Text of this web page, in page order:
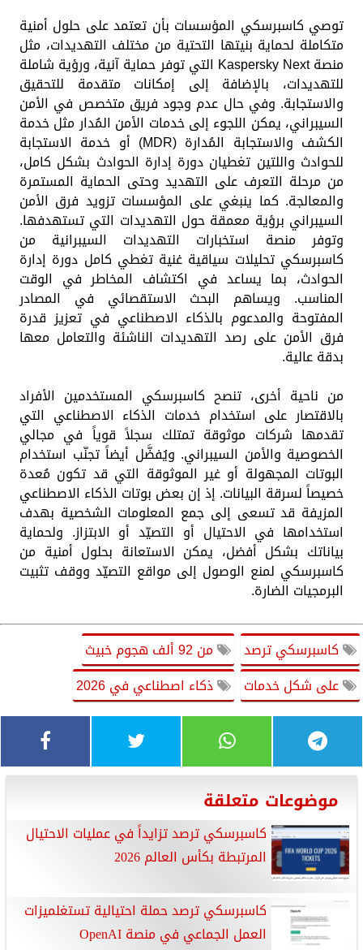
توصي كاسبرسكي المؤسسات بأن تعتمد على حلول أمنية
متكاملة لحماية بنيتها التحتية من مختلف التهديدات، مثل
منصة Kaspersky Next التي توفر حماية آنية، ورؤية شاملة
للتهديدات، بالإضافة إلى إمكانات متقدمة للتحقيق
والاستجابة. وفي حال عدم وجود فريق متخصص في الأمن
السيبراني، يمكن اللجوء إلى خدمات الأمن المُدار مثل خدمة
الكشف والاستجابة المُدارة (MDR) أو خدمة الاستجابة
للحوادث واللتين تغطيان دورة إدارة الحوادث بشكل كامل،
من مرحلة التعرف على التهديد وحتى الحماية المستمرة
والمعالجة. كما ينبغي على المؤسسات تزويد فرق الأمن
السيبراني برؤية معمقة حول التهديدات التي تستهدفها.
وتوفر منصة استخبارات التهديدات السيبرانية من
كاسبرسكي تحليلات سياقية غنية تغطي كامل دورة إدارة
الحوادث، بما يساعد في اكتشاف المخاطر في الوقت
المناسب. ويساهم البحث الاستقصائي في المصادر
المفتوحة والمدعوم بالذكاء الاصطناعي في تعزيز قدرة
فرق الأمن على رصد التهديدات الناشئة والتعامل معها
بدقة عالية.
من ناحية أخرى، تنصح كاسبرسكي المستخدمين الأفراد
بالاقتصار على استخدام خدمات الذكاء الاصطناعي التي
تقدمها شركات موثوقة تمتلك سجلاً قوياً في مجالي
الخصوصية والأمن السيبراني. ويُفضَّل أيضاً تجنّب استخدام
البوتات المجهولة أو غير الموثوقة التي قد تكون مُعدة
خصيصاً لسرقة البيانات. إذ إن بعض بوتات الذكاء الاصطناعي
المزيفة قد تسعى إلى جمع المعلومات الشخصية بهدف
استخدامها في الاحتيال أو التصيّد أو الابتزاز. ولحماية
بياناتك بشكل أفضل، يمكن الاستعانة بحلول أمنية من
كاسبرسكي لمنع الوصول إلى مواقع التصيّد ووقف تثبيت
البرمجيات الضارة.
كاسبرسكي ترصد
من 92 ألف هجوم خبيث
على شكل خدمات
ذكاء اصطناعي في 2026
موضوعات متعلقة
كاسبرسكي ترصد تزايداً في عمليات الاحتيال
المرتبطة بكأس العالم 2026
كاسبرسكي ترصد حملة احتيالية تستغلميزات
العمل الجماعي في منصة OpenAI